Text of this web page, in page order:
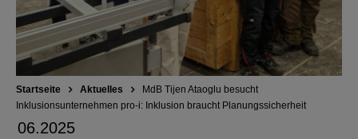
Startseite Aktuelles
MdB Tijen Ataoglu besucht
Inklusionsunternehmen pro-i: Inklusion braucht Planungssicherheit
06.2025